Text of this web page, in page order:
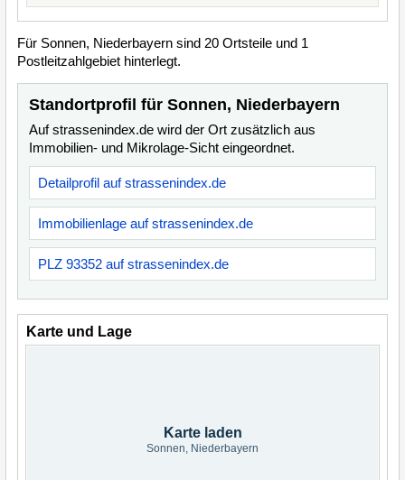
Für Sonnen, Niederbayern sind 20 Ortsteile und 1
Postleitzahlgebiet hinterlegt.
Standortprofil für Sonnen, Niederbayern
Auf strassenindex.de wird der Ort zusätzlich aus
Immobilien- und Mikrolage-Sicht eingeordnet.
Detailprofil auf strassenindex.de
Immobilienlage auf strassenindex.de
PLZ 93352 auf strassenindex.de
Karte und Lage
Karte laden
Sonnen, Niederbayern